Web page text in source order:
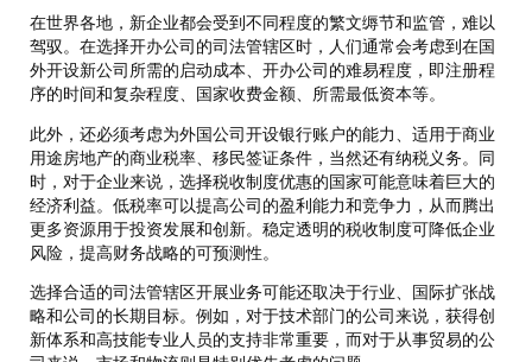
在世界各地，新企业都会受到不同程度的繁文缛节和监管，难以
驾驭。在选择开办公司的司法管辖区时，人们通常会考虑到在国
外开设新公司所需的启动成本、开办公司的难易程度，即注册程
序的时间和复杂程度、国家收费金额、所需最低资本等。
此外，还必须考虑为外国公司开设银行账户的能力、适用于商业
用途房地产的商业税率、移民签证条件，当然还有纳税义务。同
时，对于企业来说，选择税收制度优惠的国家可能意味着巨大的
经济利益。低税率可以提高公司的盈利能力和竞争力，从而腾出
更多资源用于投资发展和创新。稳定透明的税收制度可降低企业
风险，提高财务战略的可预测性。
选择合适的司法管辖区开展业务可能还取决于行业、国际扩张战
略和公司的长期目标。例如，对于技术部门的公司来说，获得创
新体系和高技能专业人员的支持非常重要，而对于从事贸易的公